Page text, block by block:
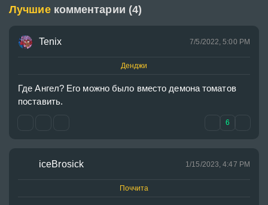
Лучшие комментарии (4)
Tenix 7/5/2022, 5:00 PM
Денджи
Где Ангел? Его можно было вместо демона томатов
поставить.
6
iceBrosick 1/15/2023, 4:47 PM
Поччита